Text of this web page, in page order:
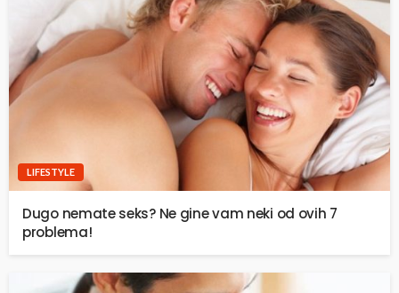
LIFESTYLE
Dugo nemate seks? Ne gine vam neki od ovih 7
problema!